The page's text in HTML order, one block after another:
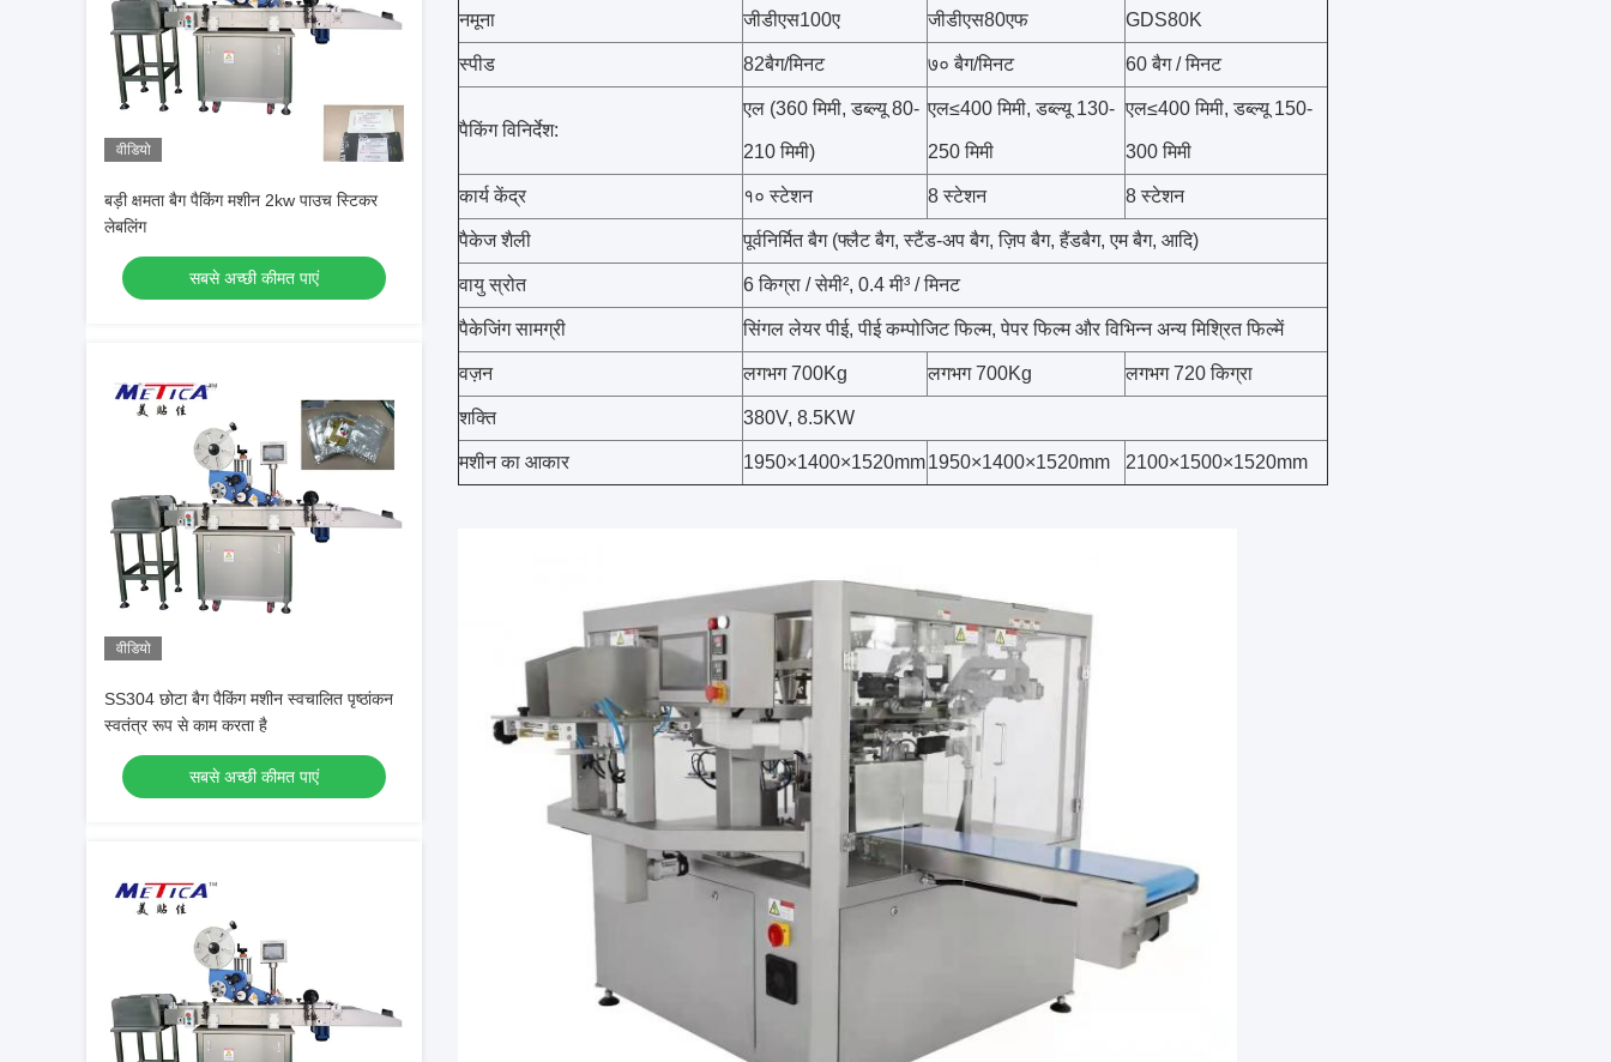
वीडियो
बड़ी क्षमता बैग पैकिंग मशीन 2kw पाउच स्टिकर
लेबलिंग
सबसे अच्छी कीमत पाएं
वीडियो
SS304 छोटा बैग पैकिंग मशीन स्वचालित पृष्ठांकन
स्वतंत्र रूप से काम करता है
सबसे अच्छी कीमत पाएं
नमूना जीडीएस100ए जीडीएस80एफ GDS80K
स्पीड 82बैग/मिनट ७० बैग/मिनट 60 बैग / मिनट
पैकिंग विनिर्देश:
एल (360 मिमी, डब्ल्यू 80-
210 मिमी)
एल≤400 मिमी, डब्ल्यू 130-
250 मिमी
एल≤400 मिमी, डब्ल्यू 150-
300 मिमी
कार्य केंद्र १० स्टेशन 8 स्टेशन 8 स्टेशन
पैकेज शैली पूर्वनिर्मित बैग (फ्लैट बैग, स्टैंड-अप बैग, ज़िप बैग, हैंडबैग, एम बैग, आदि)
वायु स्रोत 6 किग्रा / सेमी², 0.4 मी³ / मिनट
पैकेजिंग सामग्री सिंगल लेयर पीई, पीई कम्पोजिट फिल्म, पेपर फिल्म और विभिन्न अन्य मिश्रित फिल्में
वज़न लगभग 700Kg लगभग 700Kg लगभग 720 किग्रा
शक्ति 380V, 8.5KW
मशीन का आकार 1950×1400×1520mm1950×1400×1520mm 2100×1500×1520mm